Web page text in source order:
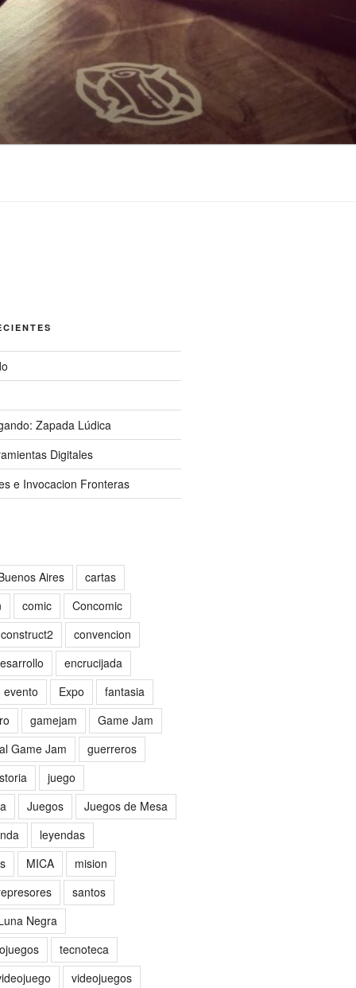
Zapada Lúdica
Digitales
e Invocacion Fronteras
Aires
cartas
comic
Concomic
construct2
convencion
encrucijada
evento Expo
fantasia
gamejam
Game Jam
Game Jam
guerreros
juego
Juegos
Juegos de Mesa
leyendas
MICA
mision
santos
Negra
tecnoteca
videojuegos